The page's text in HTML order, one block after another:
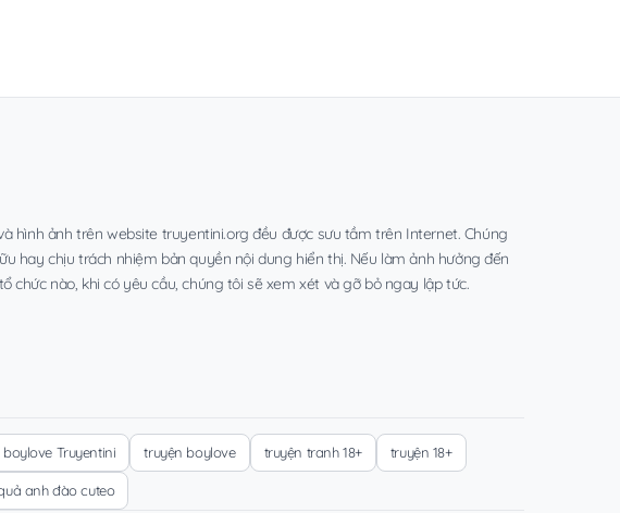
hình ảnh trên website truyentini.org đều được sưu tầm trên Internet. Chúng
hay chịu trách nhiệm bản quyền nội dung hiển thị. Nếu làm ảnh hưởng đến
chức nào, khi có yêu cầu, chúng tôi sẽ xem xét và gỡ bỏ ngay lập tức.
boylove Truyentini truyện boylove truyện tranh 18+ truyện 18+
anh đào cuteo